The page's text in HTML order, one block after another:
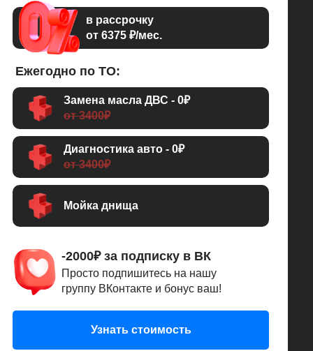
-2000₽ за подписку в ВК
Просто подпишитесь на нашу
группу ВКонтакте и бонус ваш!
Ежегодно по ТО:
Узнать стоимость
Мойка днища
Диагностика авто - 0₽
от 3400₽
в рассрочку
от 6375 ₽/мес.
Замена масла ДВС - 0₽
от 3400₽